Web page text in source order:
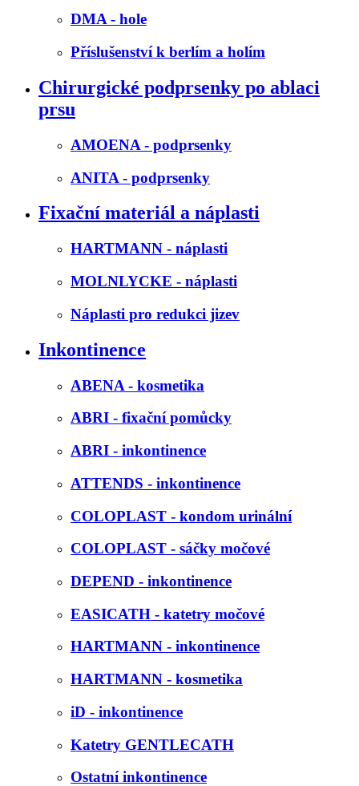
DMA - hole
Příslušenství k berlím a holím
Chirurgické podprsenky po ablaci
prsu
AMOENA - podprsenky
ANITA - podprsenky
Fixační materiál a náplasti
HARTMANN - náplasti
MOLNLYCKE - náplasti
Náplasti pro redukci jizev
Inkontinence
ABENA - kosmetika
ABRI - fixační pomůcky
ABRI - inkontinence
ATTENDS - inkontinence
COLOPLAST - kondom urinální
COLOPLAST - sáčky močové
DEPEND - inkontinence
EASICATH - katetry močové
HARTMANN - inkontinence
HARTMANN - kosmetika
iD - inkontinence
Katetry GENTLECATH
Ostatní inkontinence